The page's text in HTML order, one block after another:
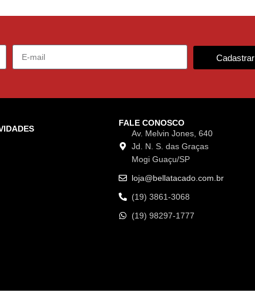
Cadastrar
FALE CONOSCO
Av. Melvin Jones, 640
Jd. N. S. das Graças
Mogi Guaçu/SP
loja@bellatacado.com.br
(19) 3861-3068
(19) 98297-1777